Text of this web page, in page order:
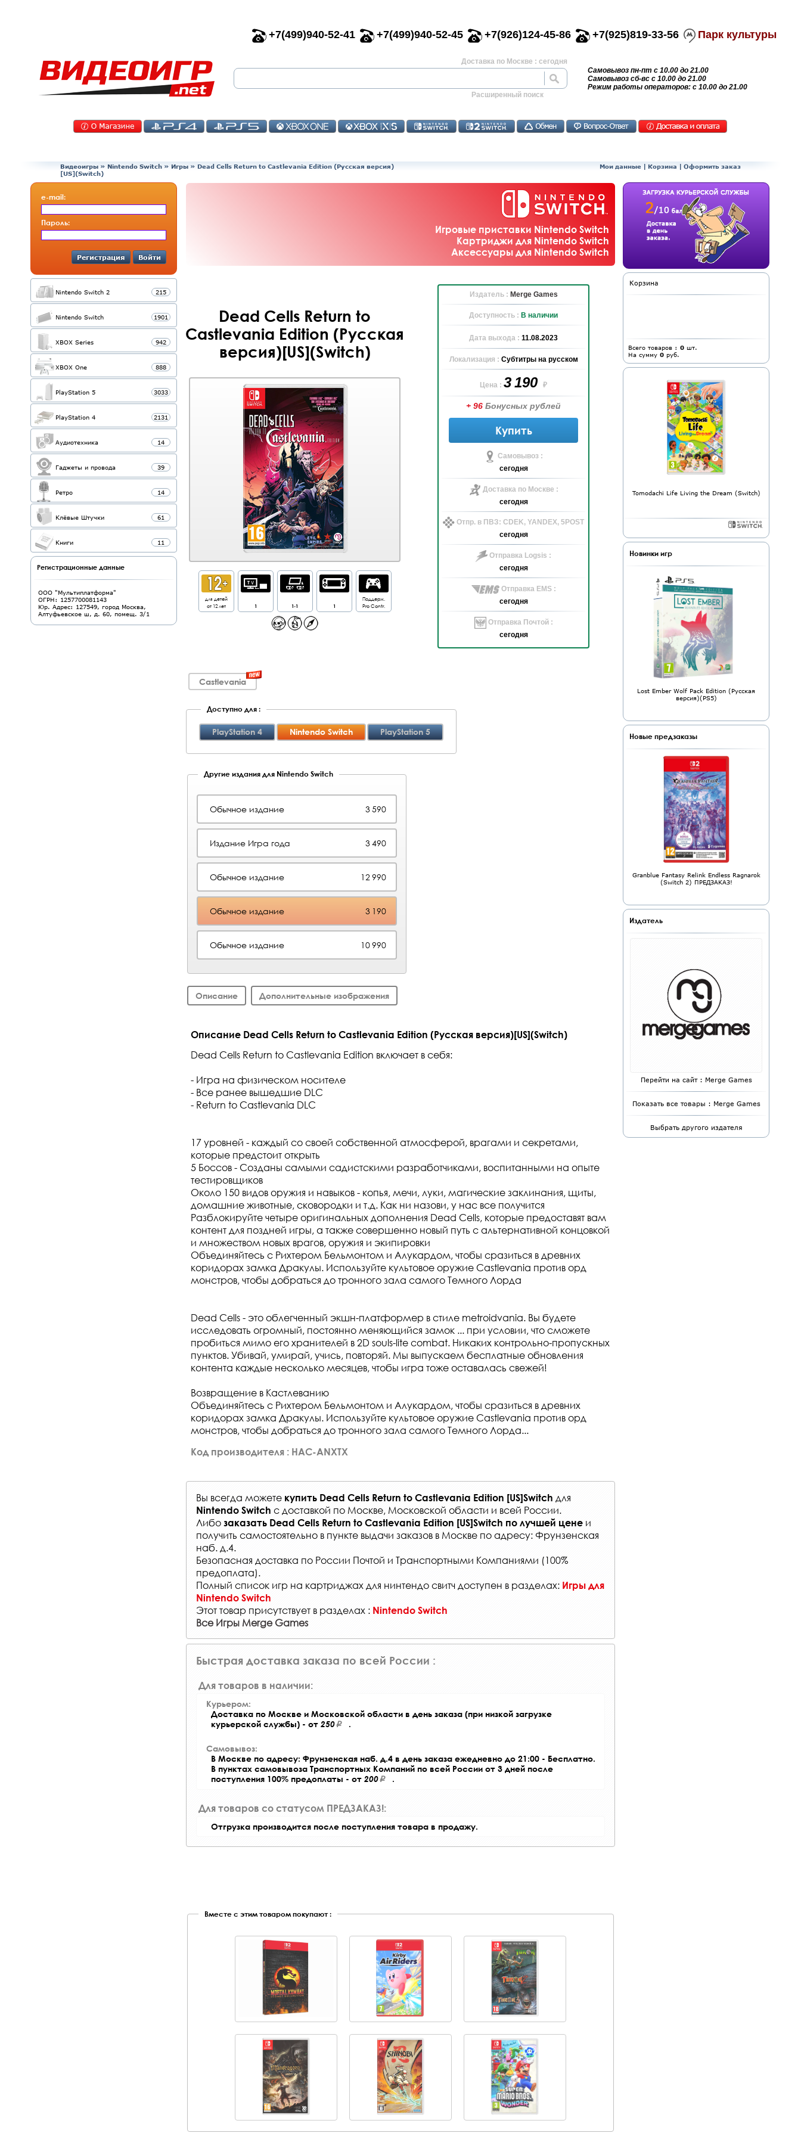
+7(499)940-52-41 +7(499)940-52-45 +7(926)124-45-86 +7(925)819-33-56 Парк культуры
Доставка по Москве : сегодня
Расширенный поиск
Самовывоз пн-пт с 10.00 до 21.00
Самовывоз сб-вс с 10.00 до 21.00
Режим работы операторов: с 10.00 до 21.00
Видеоигры » Nintendo Switch » Игры » Dead Cells Return to Castlevania Edition (Русская версия)
[US](Switch)
Мои данные | Корзина | Оформить заказ
e-mail:
Пароль:
Регистрация Войти
Nintendo Switch 2 215
Nintendo Switch 1901
XBOX Series 942
XBOX One 888
PlayStation 5 3033
PlayStation 4 2131
Аудиотехника 14
Гаджеты и провода 39
Ретро 14
Клёвые Штучки 61
Книги 11
Регистрационные данные
ООО "Мультиплатформа"
ОГРН: 1257700081143
Юр. Адрес: 127549, город Москва,
Алтуфьевское ш, д. 60, помещ. 3/1
Игровые приставки Nintendo Switch
Картриджи для Nintendo Switch
Аксессуары для Nintendo Switch
Dead Cells Return to
Castlevania Edition (Русская
версия)[US](Switch)
для детей
от 12 лет
1 1-1 1
Поддерж.
Pro Contr.
Издатель : Merge Games
Доступность : В наличии
Дата выхода : 11.08.2023
Локализация : Субтитры на русском
Цена : 3 190 ₽
+ 96 Бонусных рублей
Купить
Самовывоз :
сегодня
Доставка по Москве :
сегодня
Отпр. в ПВЗ: CDEK, YANDEX, 5POST
сегодня
Отправка Logsis :
сегодня
Отправка EMS :
сегодня
Отправка Почтой :
сегодня
Castlevania
Доступно для :
PlayStation 4 Nintendo Switch PlayStation 5
Другие издания для Nintendo Switch
Обычное издание 3 590
Издание Игра года 3 490
Обычное издание 12 990
Обычное издание 3 190
Обычное издание 10 990
Описание Дополнительные изображения
Описание Dead Cells Return to Castlevania Edition (Русская версия)[US](Switch)
Dead Cells Return to Castlevania Edition включает в себя:
- Игра на физическом носителе
- Все ранее вышедшие DLC
- Return to Castlevania DLC
17 уровней - каждый со своей собственной атмосферой, врагами и секретами,
которые предстоит открыть
5 Боссов - Созданы самыми садистскими разработчиками, воспитанными на опыте
тестировщиков
Около 150 видов оружия и навыков - копья, мечи, луки, магические заклинания, щиты,
домашние животные, сковородки и т.д. Как ни назови, у нас все получится
Разблокируйте четыре оригинальных дополнения Dead Cells, которые предоставят вам
контент для поздней игры, а также совершенно новый путь с альтернативной концовкой
и множеством новых врагов, оружия и экипировки
Объединяйтесь с Рихтером Бельмонтом и Алукардом, чтобы сразиться в древних
коридорах замка Дракулы. Используйте культовое оружие Castlevania против орд
монстров, чтобы добраться до тронного зала самого Темного Лорда
Dead Cells - это облегченный экшн-платформер в стиле metroidvania. Вы будете
исследовать огромный, постоянно меняющийся замок ... при условии, что сможете
пробиться мимо его хранителей в 2D souls-lite combat. Никаких контрольно-пропускных
пунктов. Убивай, умирай, учись, повторяй. Мы выпускаем бесплатные обновления
контента каждые несколько месяцев, чтобы игра тоже оставалась свежей!
Возвращение в Кастлеванию
Объединяйтесь с Рихтером Бельмонтом и Алукардом, чтобы сразиться в древних
коридорах замка Дракулы. Используйте культовое оружие Castlevania против орд
монстров, чтобы добраться до тронного зала самого Темного Лорда...
Код производителя : HAC-ANXTX
Вы всегда можете купить Dead Cells Return to Castlevania Edition [US]Switch для
Nintendo Switch с доставкой по Москве, Московской области и всей России.
Либо заказать Dead Cells Return to Castlevania Edition [US]Switch по лучшей цене и
получить самостоятельно в пункте выдачи заказов в Москве по адресу: Фрунзенская
наб. д.4.
Безопасная доставка по России Почтой и Транспортными Компаниями (100%
предоплата).
Полный список игр на картриджах для нинтендо свитч доступен в разделах: Игры для
Nintendo Switch
Этот товар присутствует в разделах : Nintendo Switch
Все Игры Merge Games
Быстрая доставка заказа по всей России :
Для товаров в наличии:
Курьером:
Доставка по Москве и Московской области в день заказа (при низкой загрузке
курьерской службы) - от 250 .
Самовывоз:
В Москве по адресу: Фрунзенская наб. д.4 в день заказа ежедневно до 21:00 - Бесплатно.
В пунктах самовывоза Транспортных Компаний по всей России от 3 дней после
поступления 100% предоплаты - от 200 .
Для товаров со статусом ПРЕДЗАКАЗ!:
Отгрузка производится после поступления товара в продажу.
Вместе с этим товаром покупают :
Корзина
Всего товаров : 0 шт.
На сумму 0 руб.
Tomodachi Life Living the Dream (Switch)
Новинки игр
Lost Ember Wolf Pack Edition (Русская
версия)(PS5)
Новые предзаказы
Granblue Fantasy Relink Endless Ragnarok
(Switch 2) ПРЕДЗАКАЗ!
Издатель
Перейти на сайт : Merge Games
Показать все товары : Merge Games
Выбрать другого издателя